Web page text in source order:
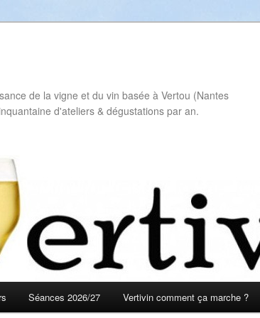
de la vigne et du vin basée à Vertou (Nantes
d'ateliers & dégustations par an.
Séances 2026/27 Vertivin comment ça marche ?